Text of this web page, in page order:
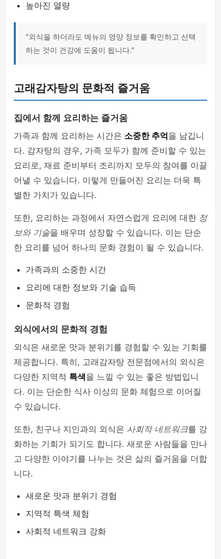
높아진 열량
"외식을 하더라도 메뉴의 영양 정보를 확인하고 선택
하는 것이 건강에 도움이 됩니다."
고래감자탕의 문화적 즐거움
집에서 함께 요리하는 즐거움
가족과 함께 요리하는 시간은 소중한 추억을 남깁니
다. 감자탕의 경우, 가족 모두가 함께 준비할 수 있는
요리로, 재료 준비부터 조리까지 모두의 참여를 이끌
어낼 수 있습니다. 이렇게 만들어진 요리는 더욱 특
별한 가치가 있습니다.
또한, 요리하는 과정에서 자연스럽게 요리에 대한 정
보와 기술을 배우며 성장할 수 있습니다. 이는 단순
한 요리를 넘어 하나의 문화 경험이 될 수 있습니다.
가족과의 소중한 시간
요리에 대한 정보와 기술 습득
문화적 경험
외식에서의 문화적 경험
외식은 새로운 맛과 분위기를 경험할 수 있는 기회를
제공합니다. 특히, 고래감자탕 전문점에서의 외식은
다양한 지역적 특색을 느낄 수 있는 좋은 방법입니
다. 이는 단순한 식사 이상의 문화 체험으로 이어질
수 있습니다.
또한, 친구나 지인과의 외식은 사회적 네트워크를 강
화하는 기회가 되기도 합니다. 새로운 사람들을 만나
고 다양한 이야기를 나누는 것은 삶의 즐거움을 더합
니다.
새로운 맛과 분위기 경험
지역적 특색 체험
사회적 네트워크 강화